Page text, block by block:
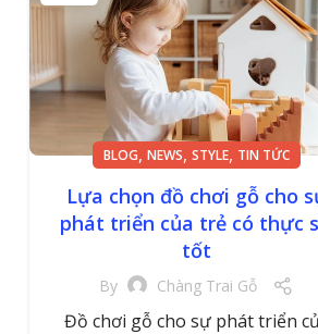
BLOG,NEWS,STYLE, TIN TỨC
Lựa chọn đồ chơi gỗ cho
phát triển của trẻ có thực
tốt
By Chàng Trai Gỗ
Đồ chơi gỗ cho sự phát triển